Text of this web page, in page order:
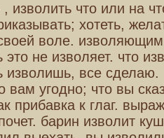
изволить что или на
хотеть,
воле.
это не изволяет. что
изволишь, все сделаю.
вам угодно; что вы
прибавка к глаг.
барин изволит